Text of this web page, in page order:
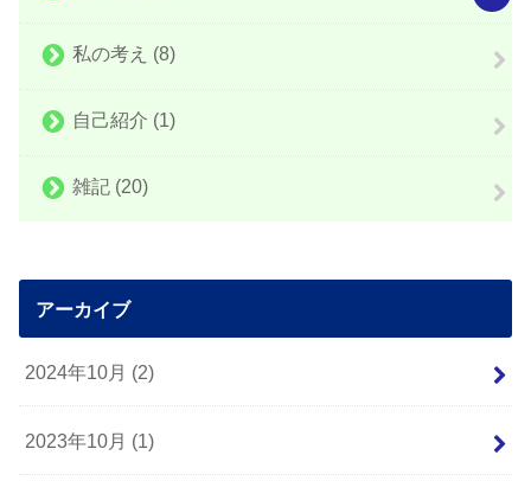
私の考え (8)
自己紹介 (1)
雑記 (20)
アーカイブ
2024年10月 (2)
2023年10月 (1)